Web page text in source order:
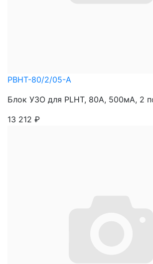
PBHT-80/2/05-A
Блок УЗО для PLHT, 80A, 500мА, 2
13 212 ₽